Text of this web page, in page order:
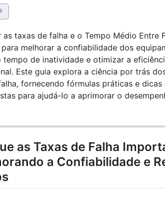
as taxas de falha e o Tempo Médio Entre
melhorar a confiabilidade dos
tempo de inatividade e otimizar a
Este guia explora a ciência por trás
fornecendo fórmulas práticas e dicas
para ajudá-lo a aprimorar o
as Taxas de Falha
a Confiabilidade e